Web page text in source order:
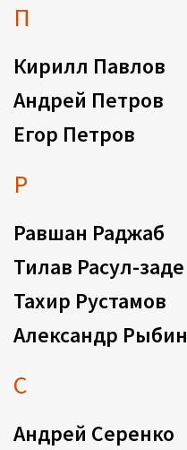
П
Кирилл Павлов
Андрей Петров
Егор Петров
Р
Равшан Раджаб
Тилав Расул-заде
Тахир Рустамов
Александр Рыбин
С
Андрей Серенко